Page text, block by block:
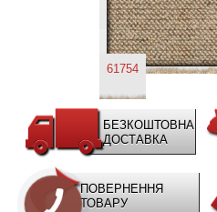
61754
БЕЗКОШТОВНА
ДОСТАВКА
ПОВЕРНЕННЯ
ТОВАРУ